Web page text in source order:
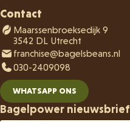
Contact
Maarssenbroeksedijk 9
3542 DL Utrecht
franchise@bagelsbeans.nl
030-2409098
WHATSAPP ONS
Bagelpower nieuwsbrief